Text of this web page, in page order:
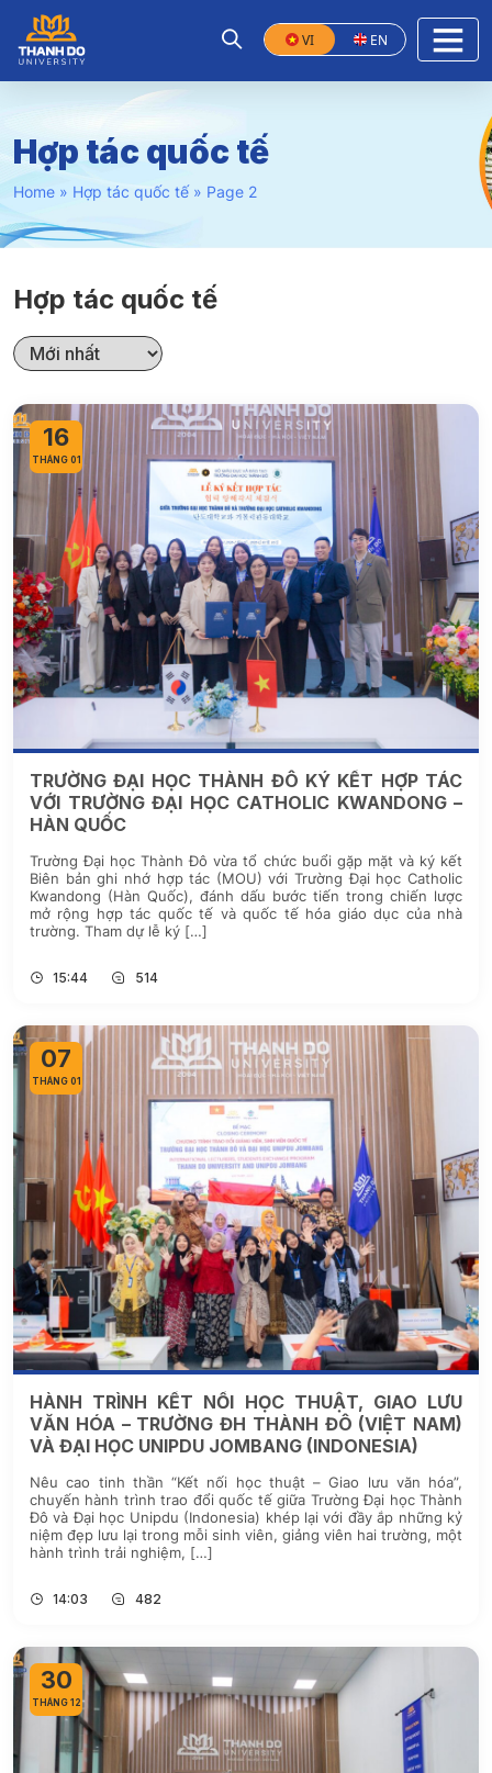
VI EN
Hợp tác quốc tế
Home » Hợp tác quốc tế» Page 2
Hợp tác quốc tế
16
THÁNG 01
TRƯỜNG ĐẠI HỌC THÀNH ĐÔ KÝ KẾT HỢP TÁC
VỚI TRƯỜNG ĐẠI HỌC CATHOLIC KWANDONG –
HÀN QUỐC
Trường Đại học Thành Đô vừa tổ chức buổi gặp mặt và ký kết
Biên bản ghi nhớ hợp tác (MOU) với Trường Đại học Catholic
Kwandong (Hàn Quốc), đánh dấu bước tiến trong chiến lược
mở rộng hợp tác quốc tế và quốc tế hóa giáo dục của nhà
trường. Tham dự lễ ký […]
15:44 514
07
THÁNG 01
HÀNH TRÌNH KẾT NỐI HỌC THUẬT, GIAO LƯU
VĂN HÓA – TRƯỜNG ĐH THÀNH ĐÔ (VIỆT NAM)
VÀ ĐẠI HỌC UNIPDU JOMBANG (INDONESIA)
Nêu cao tinh thần “Kết nối học thuật – Giao lưu văn hóa”,
chuyến hành trình trao đổi quốc tế giữa Trường Đại học Thành
Đô và Đại học Unipdu (Indonesia) khép lại với đầy ắp những kỷ
niệm đẹp lưu lại trong mỗi sinh viên, giảng viên hai trường, một
hành trình trải nghiệm, […]
14:03 482
30
THÁNG 12